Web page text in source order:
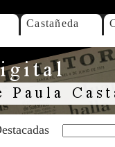
Castañeda